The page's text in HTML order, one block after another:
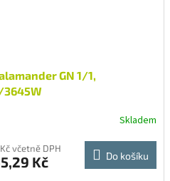
GN 1/1,
3645W
Skladem
včetně DPH
Kč Do košíku